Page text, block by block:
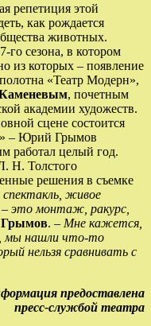
репетиция этой
как рождается
животных.
го сезона, в котором
из которых – появление
«Театр Модерн»,
, почетным
академии художеств.
сцене состоится
– Юрий Грымов
работал целый год.
Н. Толстого
решения в съемке
спектакль, живое
это монтаж, ракурс,
. – Мне кажется,
мы нашли что-то
нельзя сравнивать с
предоставлена
пресс-службой театра